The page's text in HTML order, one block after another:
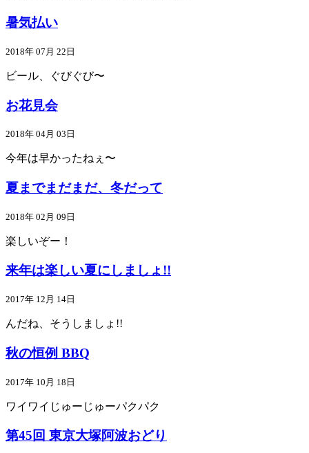
暑気払い
2018年 07月 22日
ビール、ぐびぐび〜
お花見会
2018年 04月 03日
今年は早かったねぇ〜
夏までまだまだ、冬だって
2018年 02月 09日
楽しいぞー！
来年は楽しい夏にしましょ!!
2017年 12月 14日
んだね、そうしましょ!!
秋の恒例 BBQ
2017年 10月 18日
ワイワイじゅーじゅーパクパク
第45回 東京大塚阿波おどり